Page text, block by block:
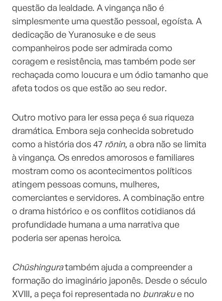
questão da lealdade. A vingança não é
simplesmente uma questão pessoal, egoísta. A
dedicação de Yuranosuke e de seus
companheiros pode ser admirada como
coragem e resistência, mas também pode ser
rechaçada como loucura e um ódio tamanho que
afeta todos os que estão ao seu redor.
Outro motivo para ler essa peça é sua riqueza
dramática. Embora seja conhecida sobretudo
como a história dos 47 rōnin, a obra não se limita
à vingança. Os enredos amorosos e familiares
mostram como os acontecimentos políticos
atingem pessoas comuns, mulheres,
comerciantes e servidores. A combinação entre
o drama histórico e os conflitos cotidianos dá
profundidade humana a uma narrativa que
poderia ser apenas heroica.
Chūshinguratambém ajuda a compreender a
formação do imaginário japonês. Desde o século
XVIII, a peça foi representada no bunrakue no